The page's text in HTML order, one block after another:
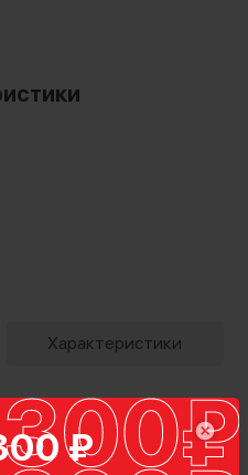
₽
Характеристики